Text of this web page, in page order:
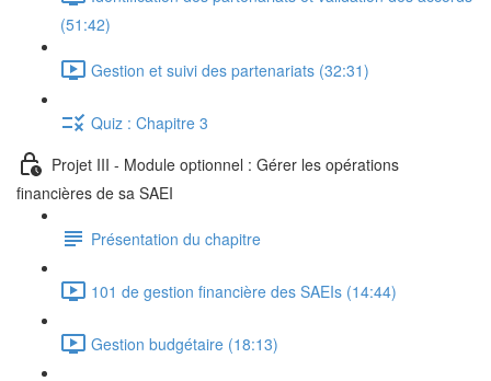
(51:42)
Gestion et suivi des partenariats (32:31)
Quiz : Chapitre 3
Projet III - Module optionnel : Gérer les opérations
financières de sa SAEI
Présentation du chapitre
101 de gestion financière des SAEIs (14:44)
Gestion budgétaire (18:13)